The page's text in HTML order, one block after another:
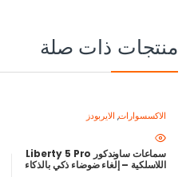
منتجات ذات صلة
الاكسسوارات, الايربودز
سماعات ساوندكور Liberty 5 Pro
اللاسلكية – إلغاء ضوضاء ذكي بالذكاء